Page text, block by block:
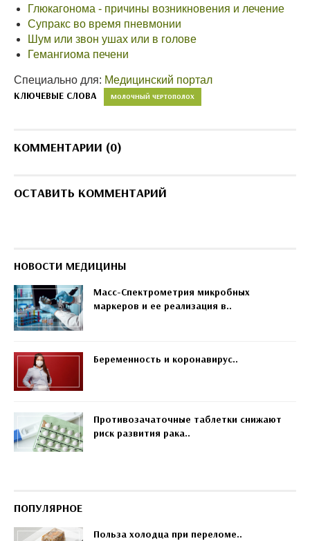
Глюкагонома - причины возникновения и лечение
Супракс во время пневмонии
Шум или звон ушах или в голове
Гемангиома печени
Специально для: Медицинский портал
КЛЮЧЕВЫЕ СЛОВА МОЛОЧНЫЙ ЧЕРТОПОЛОХ
КОММЕНТАРИИ (0)
ОСТАВИТЬ КОММЕНТАРИЙ
НОВОСТИ МЕДИЦИНЫ
Масс-Спектрометрия микробных
маркеров и ее реализация в..
Беременность и коронавирус..
Противозачаточные таблетки снижают
риск развития рака..
ПОПУЛЯРНОЕ
Польза холодца при переломе..